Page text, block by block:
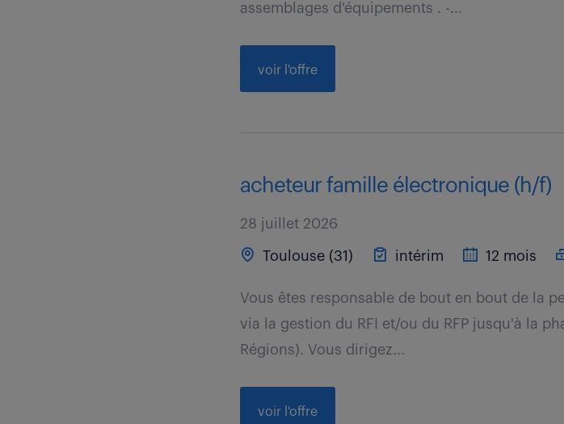
assemblages d'équipements . -...
voir l'offre
acheteur famille électronique (h/f)
28 juillet 2026
Toulouse (31) intérim 12 mois
Vous êtes responsable de bout en bout de la
via la gestion du RFI et/ou du RFP jusqu'à la
Régions). Vous dirigez...
voir l'offre